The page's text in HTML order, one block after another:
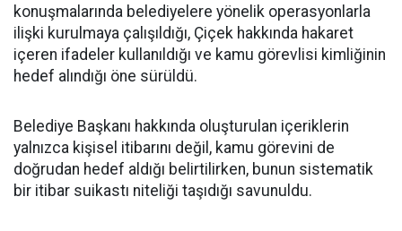
konuşmalarında belediyelere yönelik operasyonlarla
ilişki kurulmaya çalışıldığı, Çiçek hakkında hakaret
içeren ifadeler kullanıldığı ve kamu görevlisi kimliğinin
hedef alındığı öne sürüldü.
Belediye Başkanı hakkında oluşturulan içeriklerin
yalnızca kişisel itibarını değil, kamu görevini de
doğrudan hedef aldığı belirtilirken, bunun sistematik
bir itibar suikastı niteliği taşıdığı savunuldu.